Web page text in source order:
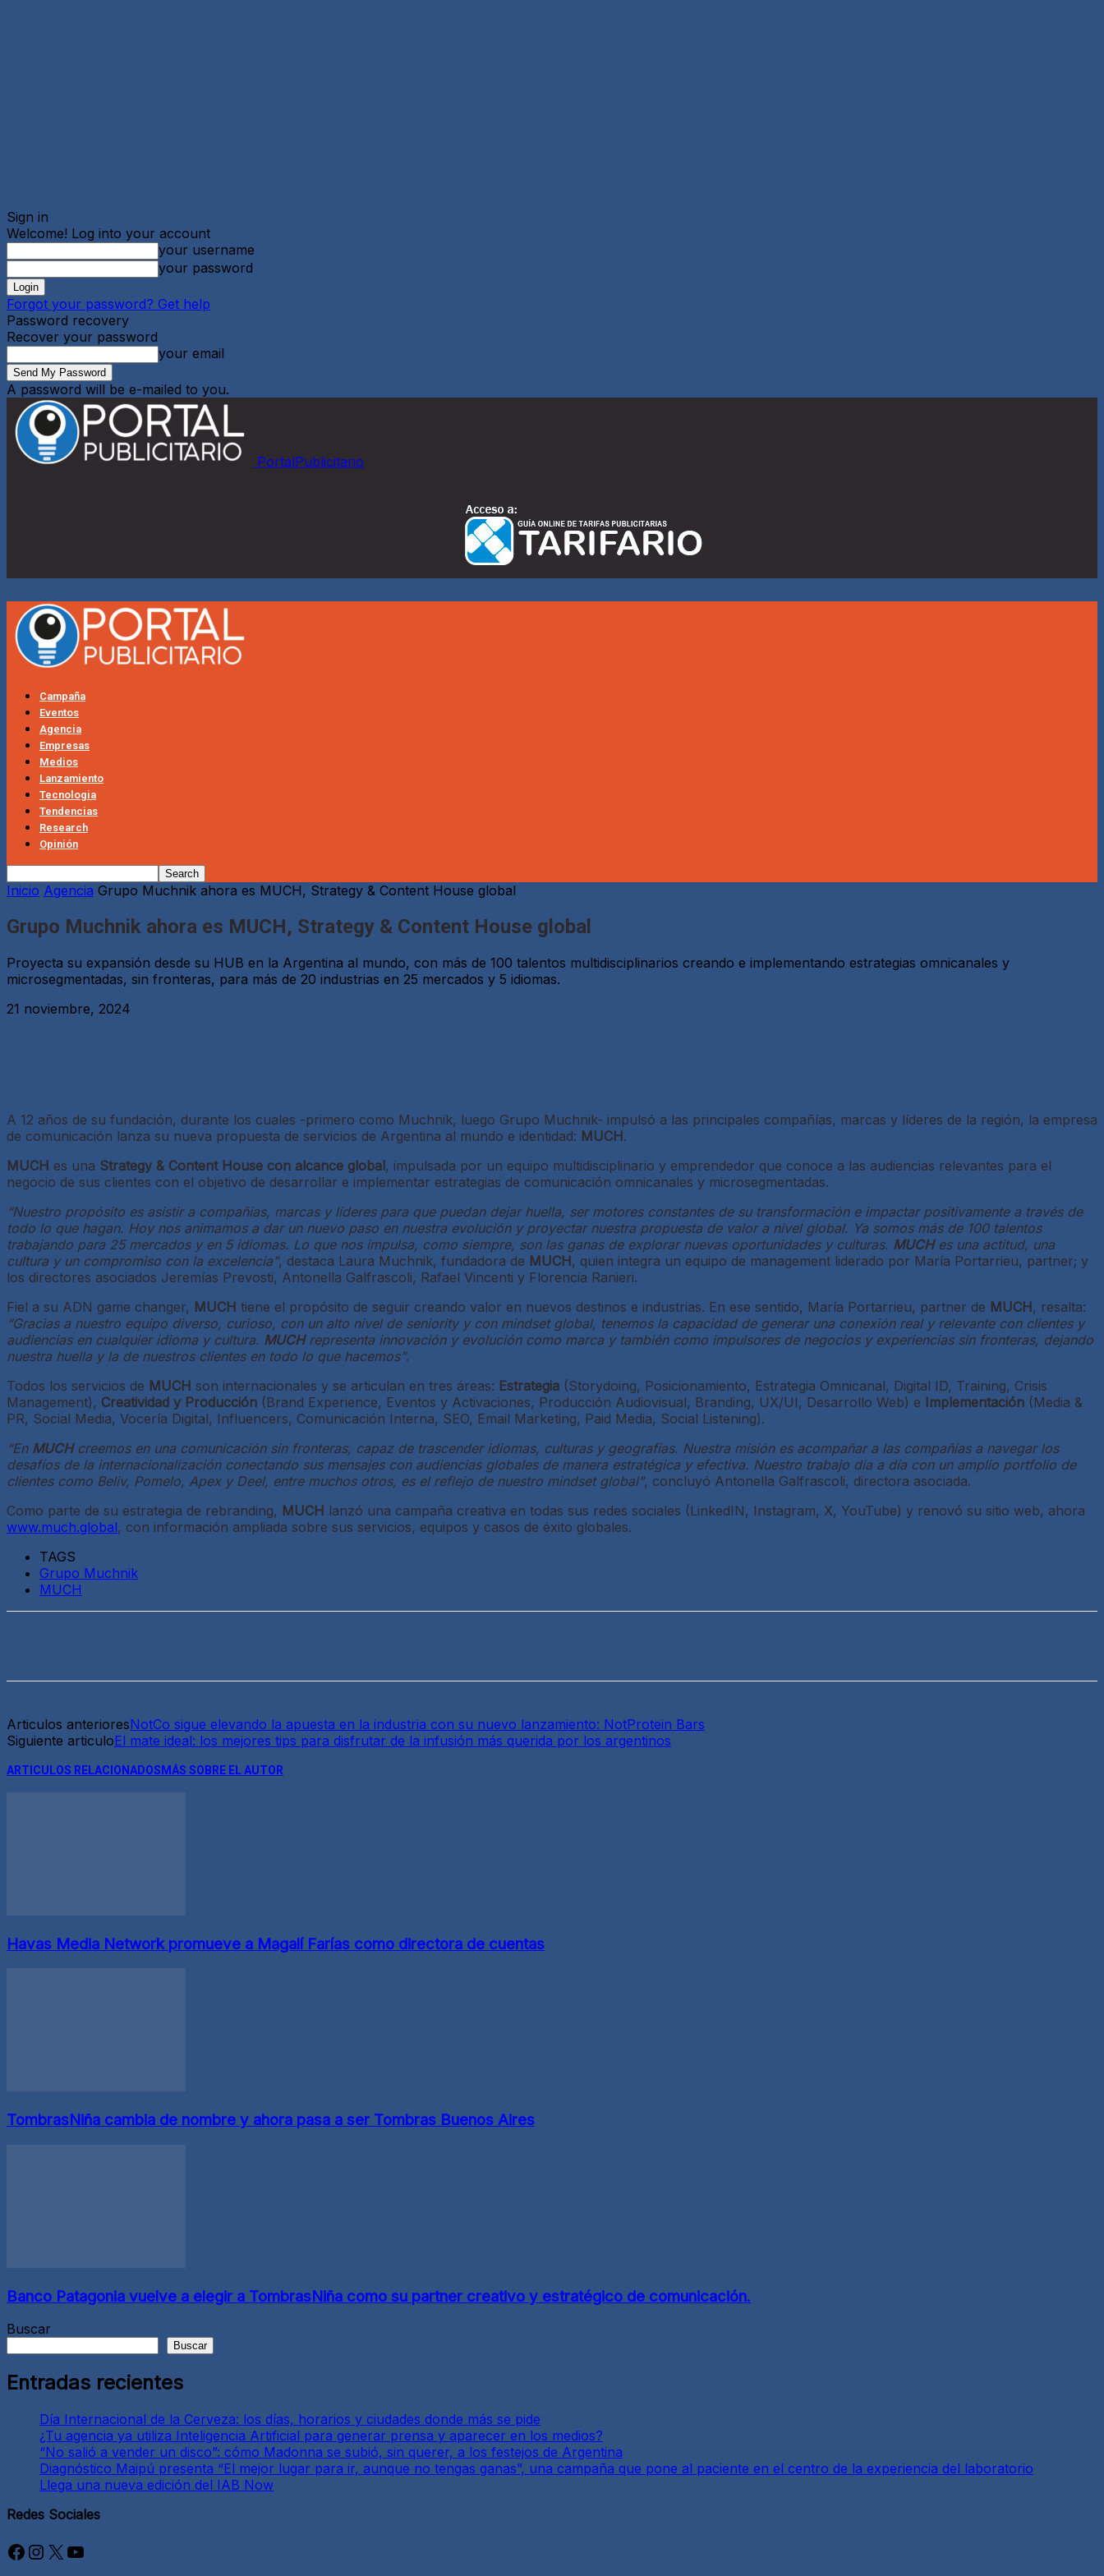
Sign in
Welcome! Log into your account
your username
your password
Forgot your password? Get help
Password recovery
Recover your password
your email
A password will be e-mailed to you.
PortalPublicitario
Campaña
Eventos
Agencia
Empresas
Medios
Lanzamiento
Tecnologia
Tendencias
Research
Opinión
Inicio Agencia Grupo Muchnik ahora es MUCH, Strategy & Content House global
Grupo Muchnik ahora es MUCH, Strategy & Content House global
Proyecta su expansión desde su HUB en la Argentina al mundo, con más de 100 talentos multidisciplinarios creando e implementando estrategias omnicanales y
microsegmentadas, sin fronteras, para más de 20 industrias en 25 mercados y 5 idiomas.
21 noviembre, 2024
A 12 años de su fundación, durante los cuales -primero como Muchnik, luego Grupo Muchnik- impulsó a las principales compañías, marcas y líderes de la región, la empresa
de comunicación lanza su nueva propuesta de servicios de Argentina al mundo e identidad: MUCH.
MUCH es una Strategy & Content House con alcance global, impulsada por un equipo multidisciplinario y emprendedor que conoce a las audiencias relevantes para el
negocio de sus clientes con el objetivo de desarrollar e implementar estrategias de comunicación omnicanales y microsegmentadas.
“Nuestro propósito es asistir a compañías, marcas y líderes para que puedan dejar huella, ser motores constantes de su transformación e impactar positivamente a través de
todo lo que hagan. Hoy nos animamos a dar un nuevo paso en nuestra evolución y proyectar nuestra propuesta de valor a nivel global. Ya somos más de 100 talentos
trabajando para 25 mercados y en 5 idiomas. Lo que nos impulsa, como siempre, son las ganas de explorar nuevas oportunidades y culturas. MUCH es una actitud, una
cultura y un compromiso con la excelencia”, destaca Laura Muchnik, fundadora de MUCH, quien integra un equipo de management liderado por María Portarrieu, partner; y
los directores asociados Jeremías Prevosti, Antonella Galfrascoli, Rafael Vincenti y Florencia Ranieri.
Fiel a su ADN game changer, MUCH tiene el propósito de seguir creando valor en nuevos destinos e industrias. En ese sentido, María Portarrieu, partner de MUCH, resalta:
“Gracias a nuestro equipo diverso, curioso, con un alto nivel de seniority y con mindset global, tenemos la capacidad de generar una conexión real y relevante con clientes y
audiencias en cualquier idioma y cultura. MUCH representa innovación y evolución como marca y también como impulsores de negocios y experiencias sin fronteras, dejando
nuestra huella y la de nuestros clientes en todo lo que hacemos”.
Todos los servicios de MUCH son internacionales y se articulan en tres áreas: Estrategia (Storydoing, Posicionamiento, Estrategia Omnicanal, Digital ID, Training, Crisis
Management), Creatividad y Producción (Brand Experience, Eventos y Activaciones, Producción Audiovisual, Branding, UX/UI, Desarrollo Web) e Implementación (Media &
PR, Social Media, Vocería Digital, Influencers, Comunicación Interna, SEO, Email Marketing, Paid Media, Social Listening).
“En MUCH creemos en una comunicación sin fronteras, capaz de trascender idiomas, culturas y geografías. Nuestra misión es acompañar a las compañías a navegar los
desafíos de la internacionalización conectando sus mensajes con audiencias globales de manera estratégica y efectiva. Nuestro trabajo día a día con un amplio portfolio de
clientes como Beliv, Pomelo, Apex y Deel, entre muchos otros, es el reflejo de nuestro mindset global”, concluyó Antonella Galfrascoli, directora asociada.
Como parte de su estrategia de rebranding, MUCH lanzó una campaña creativa en todas sus redes sociales (LinkedIN, Instagram, X, YouTube) y renovó su sitio web, ahora
www.much.global, con información ampliada sobre sus servicios, equipos y casos de éxito globales.
TAGS
Grupo Muchnik
MUCH
Articulos anterioresNotCo sigue elevando la apuesta en la industria con su nuevo lanzamiento: NotProtein Bars
Siguiente articuloEl mate ideal: los mejores tips para disfrutar de la infusión más querida por los argentinos
ARTICULOS RELACIONADOS MÁS SOBRE EL AUTOR
Havas Media Network promueve a Magalí Farías como directora de cuentas
TombrasNiña cambia de nombre y ahora pasa a ser Tombras Buenos Aires
Banco Patagonia vuelve a elegir a TombrasNiña como su partner creativo y estratégico de comunicación.
Buscar
Buscar
Entradas recientes
Día Internacional de la Cerveza: los días, horarios y ciudades donde más se pide
¿Tu agencia ya utiliza Inteligencia Artificial para generar prensa y aparecer en los medios?
“No salió a vender un disco”: cómo Madonna se subió, sin querer, a los festejos de Argentina
Diagnóstico Maipú presenta “El mejor lugar para ir, aunque no tengas ganas”, una campaña que pone al paciente en el centro de la experiencia del laboratorio
Llega una nueva edición del IAB Now
Redes Sociales
Facebook
Instagram
X YouTube